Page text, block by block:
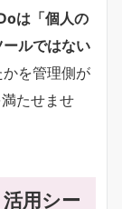
は「個人の
ルではない​
を管理側が
たせませ
用シー